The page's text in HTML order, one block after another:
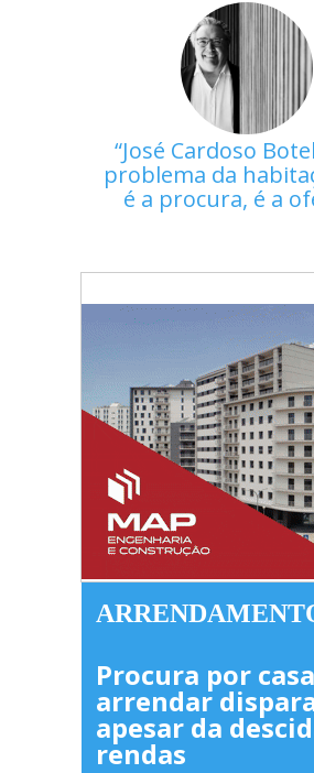
José Cardoso
problema da
é a procura, é a
Procura por
arrendar
apesar da
rendas